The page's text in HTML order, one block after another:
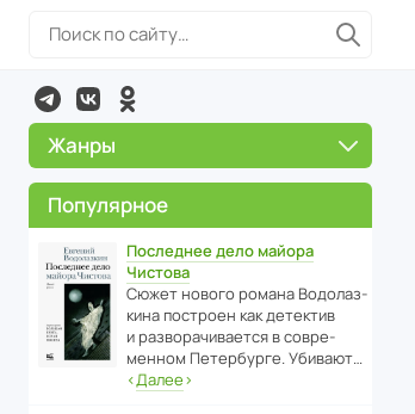
Жанры
Популярное
Последнее дело майора
Чистова
Сюжет нового романа Водо­ла­з­
кина пост­роен как дете­ктив
и разво­ра­чи­ва­ется в совре­
менном Пете­р­бурге. Убивают…
‹Далее›